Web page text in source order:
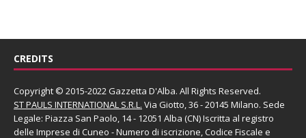
CREDITS
Copyright © 2015-2022 Gazzetta D'Alba. All Rights Reserved.
ST PAULS INTERNATIONAL S.R.L. Via Giotto, 36 - 20145 Milano. Sede
Legale: Piazza San Paolo, 14 - 12051 Alba (CN) Iscritta al registro
delle Imprese di Cuneo - Numero di iscrizione, Codice Fiscale e